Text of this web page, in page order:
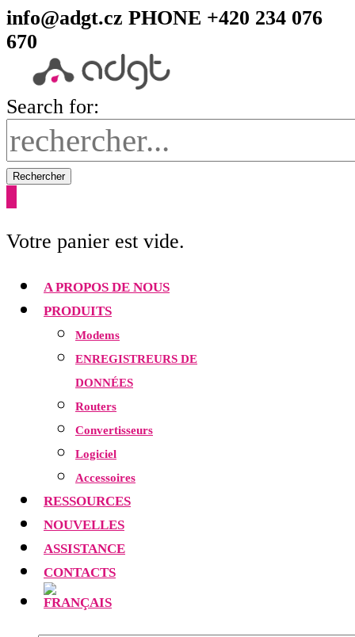
info@adgt.cz PHONE +420 234 076
670
Search for:
Rechercher
Votre panier est vide.
A PROPOS DE NOUS
PRODUITS
Modems
ENREGISTREURS DE
DONNÉES
Routers
Convertisseurs
Logiciel
Accessoires
RESSOURCES
NOUVELLES
ASSISTANCE
CONTACTS